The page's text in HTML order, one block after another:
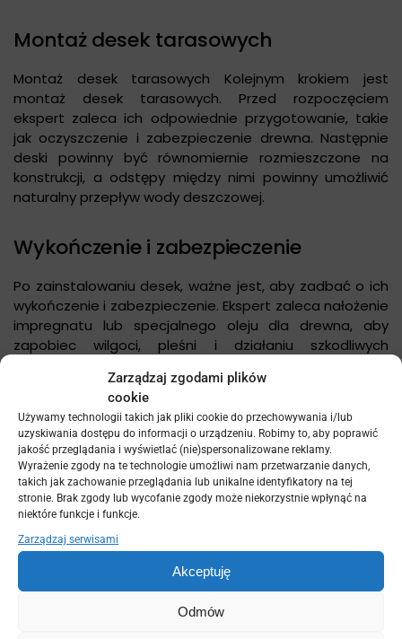
Zarządzaj zgodami plików
cookie
Używamy technologii takich jak pliki cookie do przechowywania i/lub
uzyskiwania dostępu do informacji o urządzeniu. Robimy to, aby poprawić
jakość przeglądania i wyświetlać (nie)spersonalizowane reklamy.
Wyrażenie zgody na te technologie umożliwi nam przetwarzanie danych,
takich jak zachowanie przeglądania lub unikalne identyfikatory na tej
stronie. Brak zgody lub wycofanie zgody może niekorzystnie wpłynąć na
niektóre funkcje i funkcje.
Zarządzaj serwisami
Akceptuję
Odmów
Montaż desek tarasowych
Montaż desek tarasowych Kolejnym krokiem jest
montaż desek tarasowych. Przed rozpoczęciem
ekspert zaleca ich odpowiednie przygotowanie, takie
jak oczyszczenie i zabezpieczenie drewna. Następnie
deski powinny być równomiernie rozmieszczone na
konstrukcji, a odstępy między nimi powinny umożliwić
naturalny przepływ wody deszczowej.
Wykończenie i zabezpieczenie
Po zainstalowaniu desek, ważne jest, aby zadbać o ich
wykończenie i zabezpieczenie. Ekspert zaleca nałożenie
impregnatu lub specjalnego oleju dla drewna, aby
zapobiec wilgoci, pleśni i działaniu szkodliwych
zainstalować balustrady i ogrodzenia, aby nadać
tarasowi dodatkową funkcjonalność i bezpieczeństwo.
Dodatki i wyposażenie tarasu
Ostatnim krokiem jest dodanie elementów
wyposażenia, które sprawią, że taras będzie jeszcze
bardziej przytulny i funkcjonalny. Możesz rozważyć
instalację oświetlenia tarasowego, mebli ogrodowych,
parasola czy grillu. Ważne jest, aby dopasować te
elementy do stylu tarasu i osobistych preferencji.